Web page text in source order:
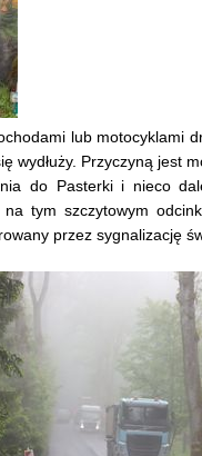
lub motocyklami
wydłuży. Przyczyną jest
do Pasterki i nieco
na tym szczytowym
przez sygnalizację